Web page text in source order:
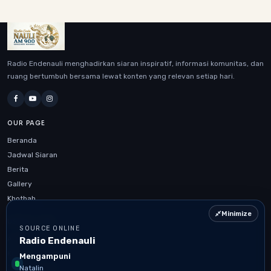
Radio Endenauli menghadirkan siaran inspiratif, informasi komunitas, dan
ruang bertumbuh bersama lewat konten yang relevan setiap hari.
OUR PAGE
Beranda
Jadwal Siaran
Berita
Gallery
Khotbah
Artikel Terbaru
Kontak
Jadwal Siaran
Minimize
SOURCE ONLINE
Radio Endenauli
Mengampuni
Natalin